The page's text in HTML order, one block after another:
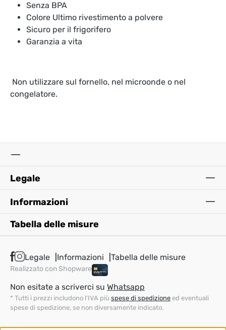
Senza BPA
Colore Ultimo rivestimento a polvere
Sicuro per il frigorifero
Garanzia a vita
Non utilizzare sul fornello, nel microonde o nel
congelatore.
Legale
Informazioni
Tabella delle misure
Legale Informazioni Tabella delle misure
Realizzato con Shopware
Non esitate a scriverci su Whatsapp
* Tutti i prezzi includono l'IVA più spese di spedizione ed eventuali
spese di spedizione, se non diversamente indicato.